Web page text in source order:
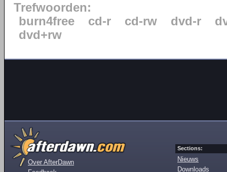
Trefwoorden:
burn4free
cd-r cd-rw dvd-r
dvd+rw
Over AfterDawn
Sections:
Nieuws
Downloads